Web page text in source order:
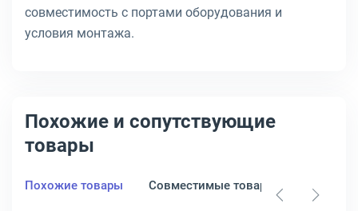
совместимость с портами оборудования и
условия монтажа.
Похожие и сопутствующие
товары
Похожие товары Совместимые товары